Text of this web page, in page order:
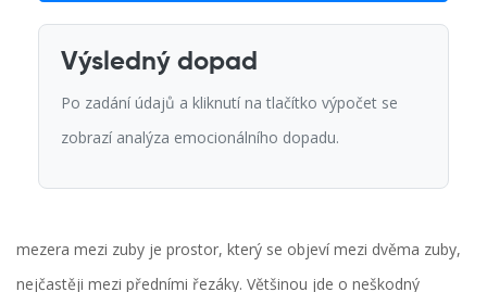
Výsledný dopad
Po zadání údajů a kliknutí na tlačítko výpočet se
zobrazí analýza emocionálního dopadu.
mezera mezi zuby je prostor, který se objeví mezi dvěma zuby,
nejčastěji mezi předními řezáky. Většinou jde o neškodný